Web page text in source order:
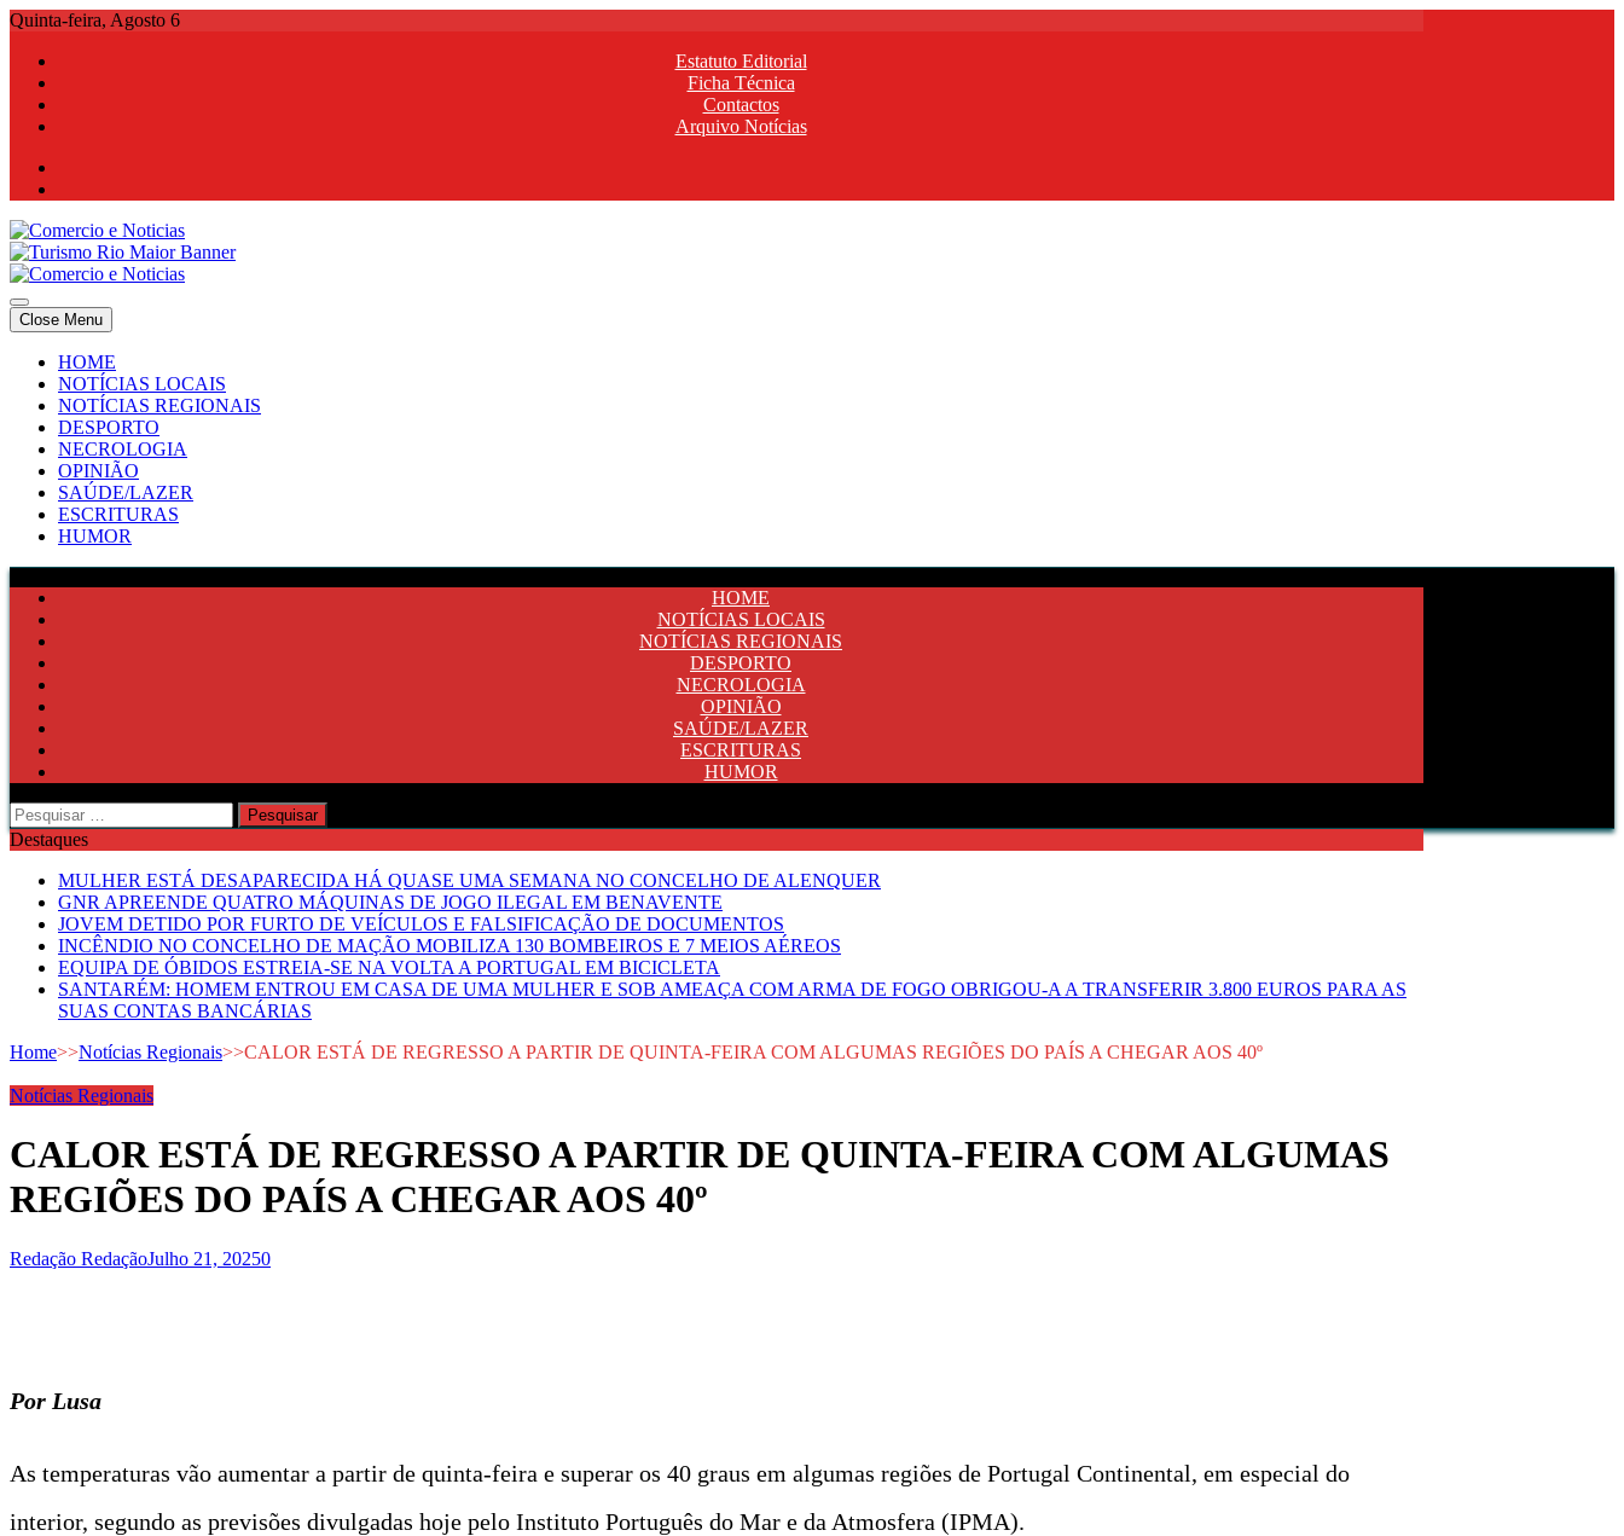
Skip
content
Quinta-feira, Agosto 6
Estatuto Editorial
Ficha Técnica
Contactos
Arquivo Notícias
Comercio e Noticias
Notícias e Publicidade Online
Comercio e Noticias
Notícias e Publicidade Online
Close Menu
HOME
NOTÍCIAS LOCAIS
NOTÍCIAS REGIONAIS
DESPORTO
NECROLOGIA
OPINIÃO
SAÚDE/LAZER
ESCRITURAS
HUMOR
HOME
NOTÍCIAS LOCAIS
NOTÍCIAS REGIONAIS
DESPORTO
NECROLOGIA
OPINIÃO
SAÚDE/LAZER
ESCRITURAS
HUMOR
Pesquisar
por:
Destaques
MULHER ESTÁ DESAPARECIDA HÁ QUASE UMA SEMANA NO CONCELHO DE ALENQUER
GNR APREENDE QUATRO MÁQUINAS DE JOGO ILEGAL EM BENAVENTE
JOVEM DETIDO POR FURTO DE VEÍCULOS E FALSIFICAÇÃO DE DOCUMENTOS
INCÊNDIO NO CONCELHO DE MAÇÃO MOBILIZA 130 BOMBEIROS E 7 MEIOS AÉREOS
EQUIPA DE ÓBIDOS ESTREIA-SE NA VOLTA A PORTUGAL EM BICICLETA
SANTARÉM: HOMEM ENTROU EM CASA DE UMA MULHER E SOB AMEAÇA COM ARMA DE FOGO OBRIGOU-A A TRANSFERIR 3.800 EUROS PARA AS
SUAS CONTAS BANCÁRIAS
Home>>Notícias Regionais>>CALOR ESTÁ DE REGRESSO A PARTIR DE QUINTA-FEIRA COM ALGUMAS REGIÕES DO PAÍS A CHEGAR AOS 40º
Notícias Regionais
CALOR ESTÁ DE REGRESSO A PARTIR DE QUINTA-FEIRA COM ALGUMAS
REGIÕES DO PAÍS A CHEGAR AOS 40º
Redação RedaçãoJulho 21, 20250
Por Lusa
As temperaturas vão aumentar a partir de quinta-feira e superar os 40 graus em algumas regiões de Portugal Continental, em especial do
interior, segundo as previsões divulgadas hoje pelo Instituto Português do Mar e da Atmosfera (IPMA).